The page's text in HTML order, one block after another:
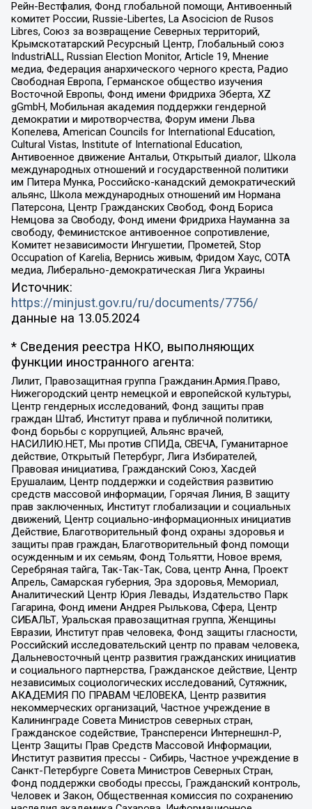
Рейн-Вестфалия, Фонд глобальной помощи, Антивоенный
комитет России, Russie-Libertes, La Asocicion de Rusos
Libres, Союз за возвращение Северных территорий,
Крымскотатарский Ресурсный Центр, Глобальный союз
IndustriALL, Russian Election Monitor, Article 19, Мнение
медиа, Федерация анархического черного креста, Радио
Свободная Европа, Германское общество изучения
Восточной Европы, Фонд имени Фридриха Эберта, XZ
gGmbH, Мобильная академия поддержки гендерной
демократии и миротворчества, Форум имени Льва
Копелева, American Councils for International Education,
Cultural Vistas, Institute of International Education,
Антивоенное движение Антальи, Открытый диалог, Школа
международных отношений и государственной политики
им Питера Мунка, Российско-канадский демократический
альянс, Школа международных отношений им Нормана
Патерсона, Центр Гражданских Свобод, Фонд Бориса
Немцова за Свободу, Фонд имени Фридриха Науманна за
свободу, Феминистское антивоенное сопротивление,
Комитет независимости Ингушетии, Прометей, Stop
Occupation of Karelia, Вернись живым, Фридом Хаус, СОТА
медиа, Либерально-демократическая Лига Украины
Источник:
https://minjust.gov.ru/ru/documents/7756/
данные на 13.05.2024
* Сведения реестра НКО, выполняющих
функции иностранного агента:
Лилит, Правозащитная группа Гражданин.Армия.Право,
Нижегородский центр немецкой и европейской культуры,
Центр гендерных исследований, Фонд защиты прав
граждан Штаб, Институт права и публичной политики,
Фонд борьбы с коррупцией, Альянс врачей,
НАСИЛИЮ.НЕТ, Мы против СПИДа, СВЕЧА, Гуманитарное
действие, Открытый Петербург, Лига Избирателей,
Правовая инициатива, Гражданский Союз, Хасдей
Ерушалаим, Центр поддержки и содействия развитию
средств массовой информации, Горячая Линия, В защиту
прав заключенных, Институт глобализации и социальных
движений, Центр социально-информационных инициатив
Действие, Благотворительный фонд охраны здоровья и
защиты прав граждан, Благотворительный фонд помощи
осужденным и их семьям, Фонд Тольятти, Новое время,
Серебряная тайга, Так-Так-Так, Сова, центр Анна, Проект
Апрель, Самарская губерния, Эра здоровья, Мемориал,
Аналитический Центр Юрия Левады, Издательство Парк
Гагарина, Фонд имени Андрея Рылькова, Сфера, Центр
СИБАЛЬТ, Уральская правозащитная группа, Женщины
Евразии, Институт прав человека, Фонд защиты гласности,
Российский исследовательский центр по правам человека,
Дальневосточный центр развития гражданских инициатив
и социального партнерства, Гражданское действие, Центр
независимых социологических исследований, Сутяжник,
АКАДЕМИЯ ПО ПРАВАМ ЧЕЛОВЕКА, Центр развития
некоммерческих организаций, Частное учреждение в
Калининграде Совета Министров северных стран,
Гражданское содействие, Трансперенси Интернешнл-Р,
Центр Защиты Прав Средств Массовой Информации,
Институт развития прессы - Сибирь, Частное учреждение в
Санкт-Петербурге Совета Министров Северных Стран,
Фонд поддержки свободы прессы, Гражданский контроль,
Человек и Закон, Общественная комиссия по сохранению